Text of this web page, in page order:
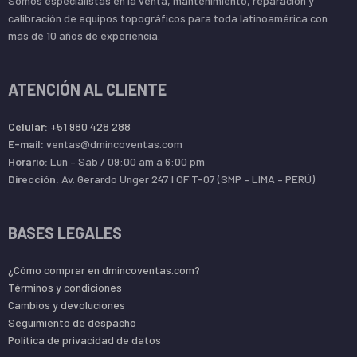
calibración de equipos topográficos para toda latinoamérica con
más de 10 años de experiencia.
ATENCIÓN AL CLIENTE
Celular: +51 980 428 288
E-mail: ventas@dmincoventas.com
Horario: Lun – Sáb / 09:00 am a 6:00 pm
Dirección: Av. Gerardo Unger 247 l OF T-07 (SMP – LIMA – PERÚ)
BASES LEGALES
¿Cómo comprar en dmincoventas.com?
Términos y condiciones
Cambios y devoluciones
Seguimiento de despacho
Política de privacidad de datos